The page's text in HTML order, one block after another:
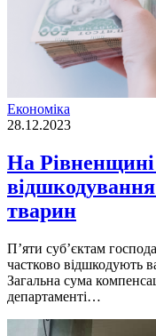
Економіка
28.12.2023
На
тварин
П’яти суб’єктам
частково відшкодують
Загальна сума
департаменті…